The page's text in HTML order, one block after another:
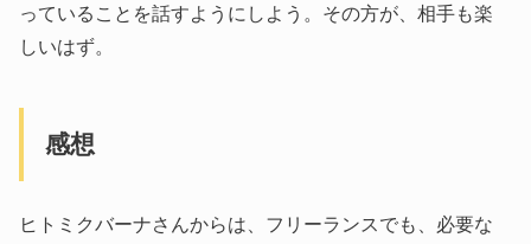
っていることを話すようにしよう。その方が、相手も楽
しいはず。
感想
ヒトミクバーナさんからは、フリーランスでも、必要な